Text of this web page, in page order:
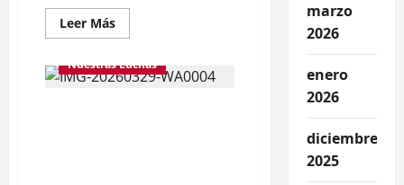
Leer MásLeer
más
Cacaoteros
del
Nuestras Luchas
marzo
2026
enero
2026
diciembre
2025